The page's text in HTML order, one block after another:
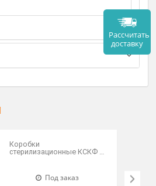
с одной стороны имеется доступ к
на высоте 14 мм
и наружная крышки.